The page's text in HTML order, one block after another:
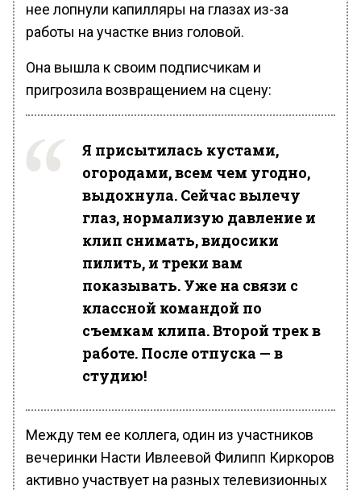
нее лопнули капилляры на глазах из-за
работы на участке вниз головой.
Она вышла к своим подписчикам и
пригрозила возвращением на сцену:
Я присытилась кустами,
огородами, всем чем угодно,
выдохнула. Сейчас вылечу
глаз, нормализую давление и
клип снимать, видосики
пилить, и треки вам
показывать. Уже на связи с
классной командой по
съемкам клипа. Второй трек в
работе. После отпуска — в
студию!
Между тем ее коллега, один из участников
вечеринки Насти Ивлеевой Филипп Киркоров
активно участвует на разных телевизионных